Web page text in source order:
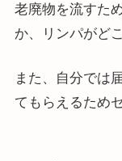
老廃物を流すた
か、リンパがど
また、自分では
てもらえるため